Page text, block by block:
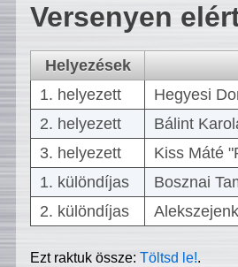
Versenyen
Helyezések
1. helyezett
Hegyesi
2. helyezett
Bálint
3. helyezett
Kiss Máté
1. különdíjas
Bosznai
2. különdíjas
Ezt raktuk össze:Töltsd le!.